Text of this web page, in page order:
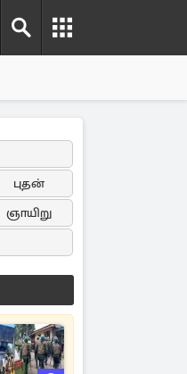
புதன்
ஞாயிறு